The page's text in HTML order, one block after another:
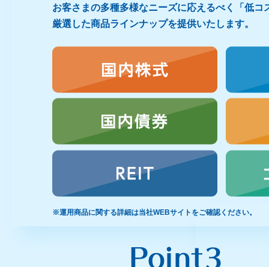
お客さまの多種多様なニーズに応えるべく「低
厳選した商品ラインナップを提供いたします。
※運用商品に関する詳細は当社WEBサイトをご確認ください。